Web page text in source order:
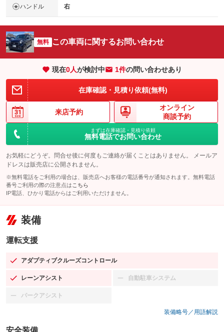
ハンドル 右
無料 この車両に関するお問い合わせ
現在0人が検討中 1件の問い合わせあり
在庫確認・見積り依頼(無料)
来店予約
オンライン
商談予約
まずは在庫確認・見積り依頼
無料電話でお問い合わせ
お気軽にどうぞ。問合せ後に何度もご連絡が届くことはありません。 メールア
ドレスは販売店に公開されません。
※無料電話をご利用の場合は、販売店へお客様の電話番号が通知されます。無料電話
番号ご利用の際の注意点は こちら
IP電話、ひかり電話からはご利用いただけません。
装備
運転支援
アダプティブクルーズコントロール
：装備あり
レーンアシスト
：装備あり 自動駐車システム
：装備なし
パークアシスト
：装備なし
装備略号／用語解説
安全装備